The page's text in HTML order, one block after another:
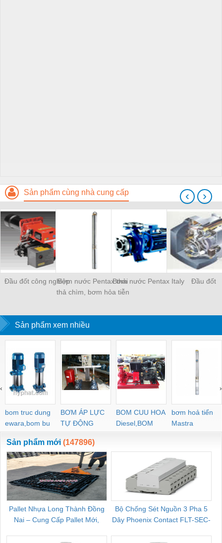
Sản phẩm cùng nhà cung cấp
Đầu đốt công nghiệpBơm nước Pentax thải
thả chìm, bơm hỏa tiễn
khoan, thả chi&Igr
Bơm nước Pentax Italy Đầu đốt
‹ ›
Sản phẩm xem nhiều
bom truc dung
ewara,bom bu
ewara
BƠM ÁP LỰC
TỰ ĐỘNG
BOM CUU HOA
Diesel,BOM
CHUA CHAY
bơm hoả tiển
Mastra
‹ ›
Sản phẩm mới (147896)
Pallet Nhựa Long Thành Đồng
Nai – Cung Cấp Pallet Mới,
Bộ Chống Sét Nguồn 3 Pha 5
Dây Phoenix Contact FLT-SEC-